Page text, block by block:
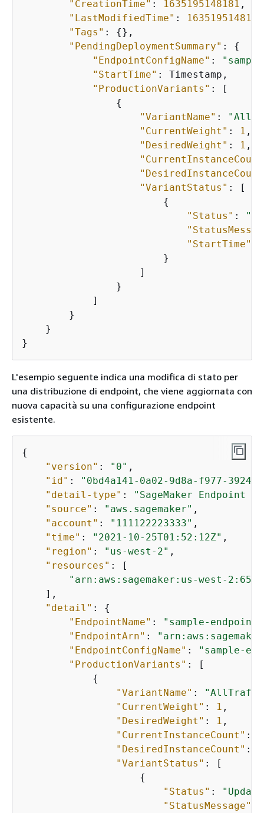
"CreationTime" : 1635195148181 ,
"LastModifiedTime" : 1635195148181
"Tags" : {},
"PendingDeploymentSummary" : {
"EndpointConfigName" :
"StartTime" : Timestamp,
"ProductionVariants" : [
{
"VariantName" :
"CurrentWeight" : 1 ,
"DesiredWeight" : 1 ,
"VariantStatus" : [
{
"Status" :
"StartTime"
                        }
                    ]
                }
            ]
        }
    }
}
L'esempio seguente indica una modifica di stato per
una distribuzione di endpoint, che viene aggiornata con
nuova capacità su una configurazione endpoint
esistente.
{
"version" : "0" ,
"id" :
"0bd4a141-0a02-9d8a-f977-
"detail-type" :
"SageMaker Endpoint
"source" : "aws.sagemaker" ,
"account" : "111122223333" ,
"time" : "2021-10-25T01:52:12Z" ,
"region" : "us-west-2" ,
"resources" : [
"arn:aws:sagemaker:us-west-
    ],
"detail" : {
"EndpointName" : "sample-endpoint"
"EndpointArn" :
"EndpointConfigName" :
"sample-
"ProductionVariants" : [
{
"VariantName" :
"CurrentWeight" : 1 ,
"DesiredWeight" : 1 ,
"CurrentInstanceCount" :
"DesiredInstanceCount" :
"VariantStatus" : [
{
"Status" :
"StatusMessage"